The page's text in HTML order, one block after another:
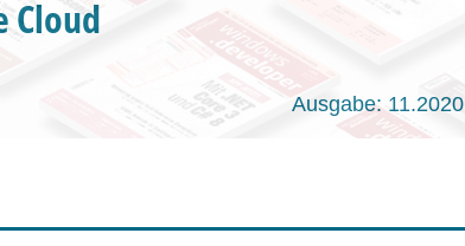
Cloud
Ausgabe: 11.2020